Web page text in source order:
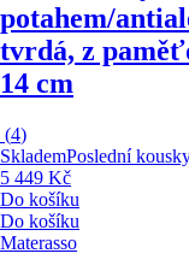
potahem/
tvrdá, z
14 cm
(4)
SklademPoslední
5 449 Kč
Do košíku
Do košíku
Materasso